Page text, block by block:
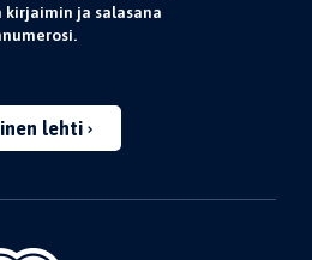
kirjaimin ja salasana
lehti